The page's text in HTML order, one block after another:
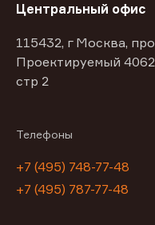
Центральный офис
115432, г Москва,
Проектируемый
стр 2
Телефоны
+7 (495) 748-77-48
+7 (495) 787-77-48